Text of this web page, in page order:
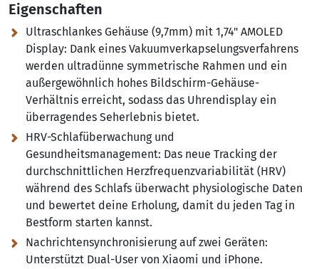
Eigenschaften
Ultraschlankes Gehäuse (9,7mm) mit 1,74" AMOLED
Display: Dank eines Vakuumverkapselungsverfahrens
werden ultradünne symmetrische Rahmen und ein
außergewöhnlich hohes Bildschirm-Gehäuse-
Verhältnis erreicht, sodass das Uhrendisplay ein
überragendes Seherlebnis bietet.
HRV-Schlafüberwachung und
Gesundheitsmanagement: Das neue Tracking der
durchschnittlichen Herzfrequenzvariabilität (HRV)
während des Schlafs überwacht physiologische Daten
und bewertet deine Erholung, damit du jeden Tag in
Bestform starten kannst.
Nachrichtensynchronisierung auf zwei Geräten:
Unterstützt Dual-User von Xiaomi und iPhone.